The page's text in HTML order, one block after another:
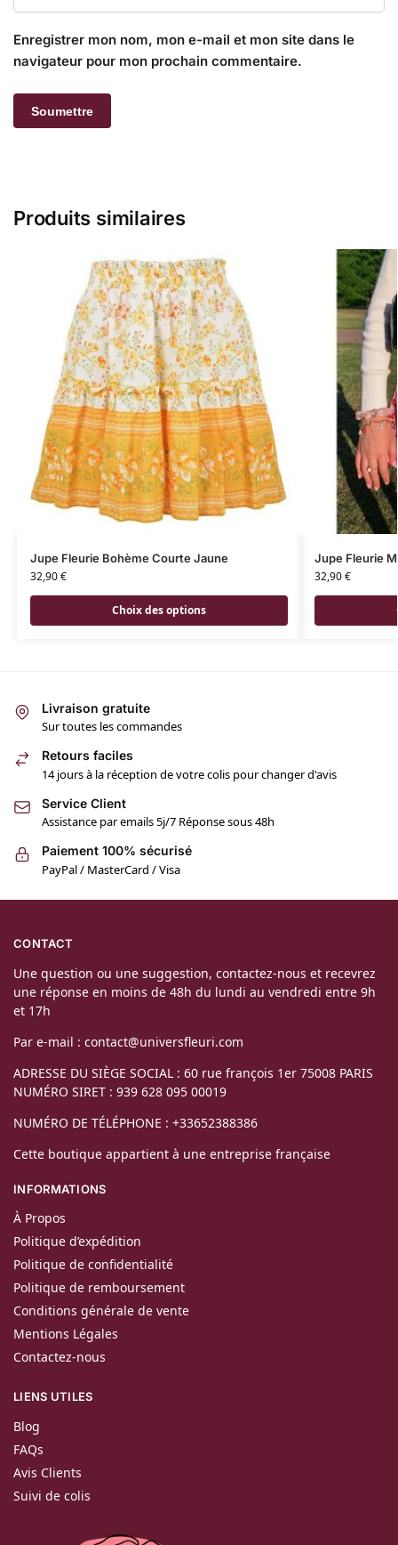
Enregistrer mon nom, mon e-mail et mon site dans le
navigateur pour mon prochain commentaire.
Produits similaires
Jupe Fleurie Bohème Courte Jaune
32,90€
Choix des options
Jupe Fleurie
32,90€
Livraison gratuite
Sur toutes les commandes
Retours faciles
14 jours à la réception de votre colis pour changer d'avis
Service Client
Assistance par emails 5j/7 Réponse sous 48h
Paiement 100% sécurisé
PayPal / MasterCard / Visa
CONTACT
Une question ou une suggestion, contactez-nous et recevrez
une réponse en moins de 48h du lundi au vendredi entre 9h
et 17h
Par e-mail : contact@universfleuri.com
ADRESSE DU SIÈGE SOCIAL : 60 rue françois 1er 75008 PARIS
NUMÉRO SIRET : 939 628 095 00019
NUMÉRO DE TÉLÉPHONE : +33652388386
Cette boutique appartient à une entreprise française
INFORMATIONS
À Propos
Politique d’expédition
Politique de confidentialité
Politique de remboursement
Conditions générale de vente
Mentions Légales
Contactez-nous
LIENS UTILES
Blog
FAQs
Avis Clients
Suivi de colis